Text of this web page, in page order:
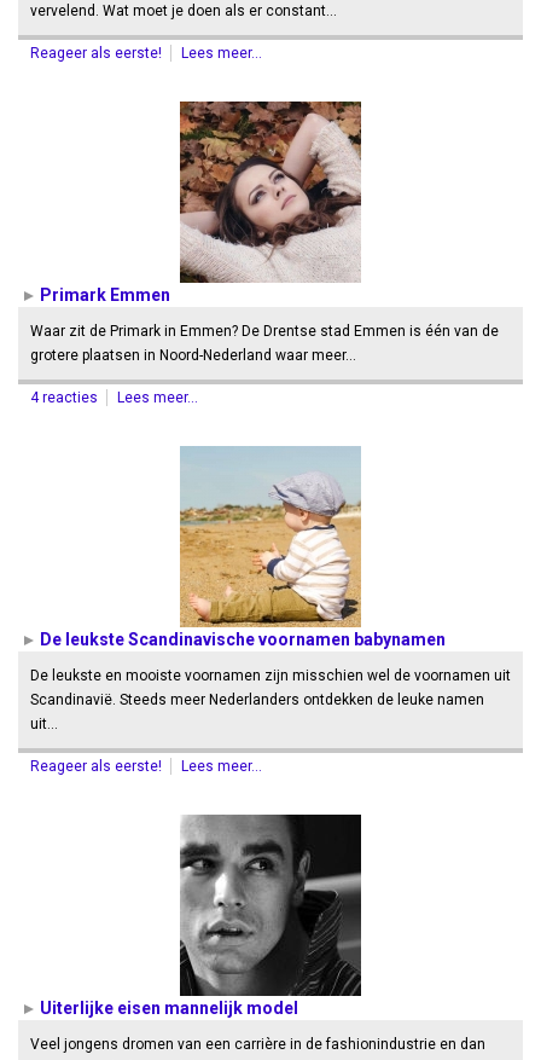
vervelend. Wat moet je doen als er constant…
Reageer als eerste! Lees meer...
Primark Emmen
Waar zit de Primark in Emmen? De Drentse stad Emmen is één van de
grotere plaatsen in Noord-Nederland waar meer…
4 reacties Lees meer...
De leukste Scandinavische voornamen babynamen
De leukste en mooiste voornamen zijn misschien wel de voornamen uit
Scandinavië. Steeds meer Nederlanders ontdekken de leuke namen
uit…
Reageer als eerste! Lees meer...
Uiterlijke eisen mannelijk model
Veel jongens dromen van een carrière in de fashionindustrie en dan